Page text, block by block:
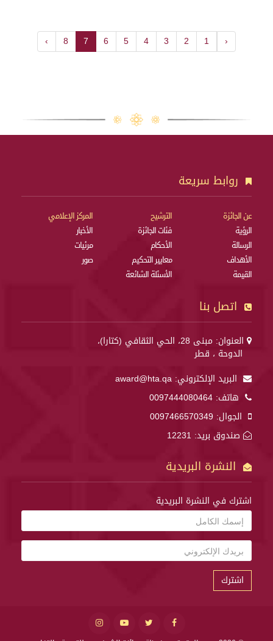
‹
1
2
3
4
5
6
7
8
›
روابط سريعة
عن الجائزة
الرؤية
الرسالة
الأهداف
القيمة
الترشيح
فئات الجائزة
الأحكام
معايير التحكيم
الأسئلة الشائعة
المركز الإعلامي
الأخبار
مرئيات
صور
اتصل بنا
العنوان: مبنى 28، الحي الثقافي (كتارا)،
الدوحة ، قطر
البريد الإلكتروني: award@hta.qa
هاتف: 0097444080464
الجوال: 0097466570349
صندوق بريد: 12231
النشرة البريدية
اشترك في النشرة البريدية
اشترك